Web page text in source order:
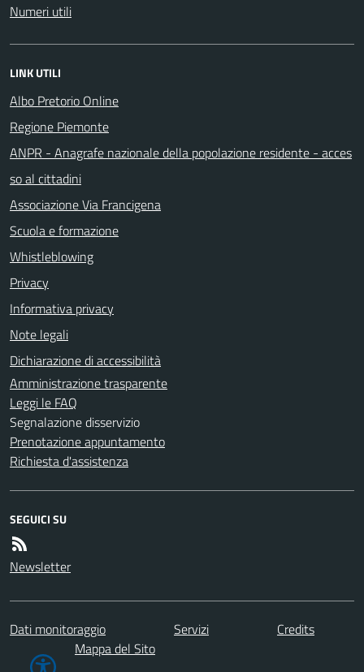
Numeri utili
LINK UTILI
Albo Pretorio Online
Regione Piemonte
ANPR - Anagrafe nazionale della popolazione residente - acces
so al cittadini
Associazione Via Francigena
Scuola e formazione
Whistleblowing
Privacy
Informativa privacy
Note legali
Dichiarazione di accessibilità
Amministrazione trasparente
Leggi le FAQ
Segnalazione disservizio
Prenotazione appuntamento
Richiesta d'assistenza
SEGUICI SU
Newsletter
Dati monitoraggio Servizi
Credits
Mappa del Sito